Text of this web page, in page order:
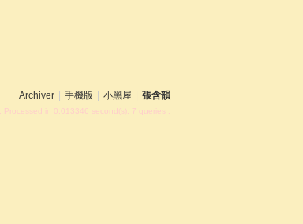
Archiver 手機版 小黑屋 張含韻
, Processed in 0.013346 second(s), 7 queries .